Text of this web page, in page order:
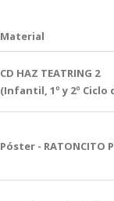
Material
CD HAZ TEATRING 2
(Infantil, 1º y 2º Ciclo
Póster - RATONCITO